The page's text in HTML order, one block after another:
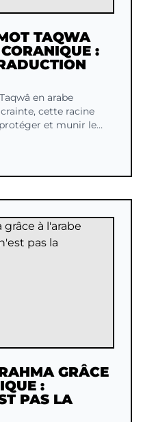
TAQWA
:
en arabe
cette racine
et munir le
GRÂCE
:
PAS LA